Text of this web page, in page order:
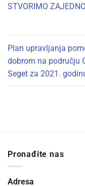
STVORIMO
Plan upravljanja
dobrom na području
Seget za 2021.
Pronađite nas
Adresa